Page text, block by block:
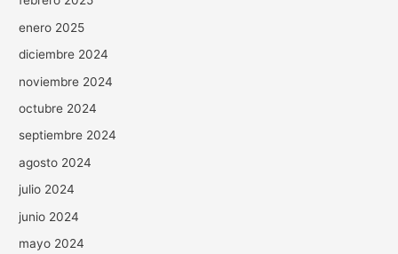
enero 2025
diciembre 2024
noviembre 2024
octubre 2024
septiembre 2024
agosto 2024
julio 2024
junio 2024
mayo 2024